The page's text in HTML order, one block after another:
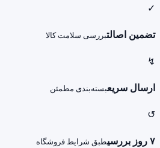
✓
تضمین اصالتبررسی سلامت کالا
↯
ارسال سریعبسته‌بندی مطمئن
↺
۷ روز بررسی
طبق شرایط فروشگاه